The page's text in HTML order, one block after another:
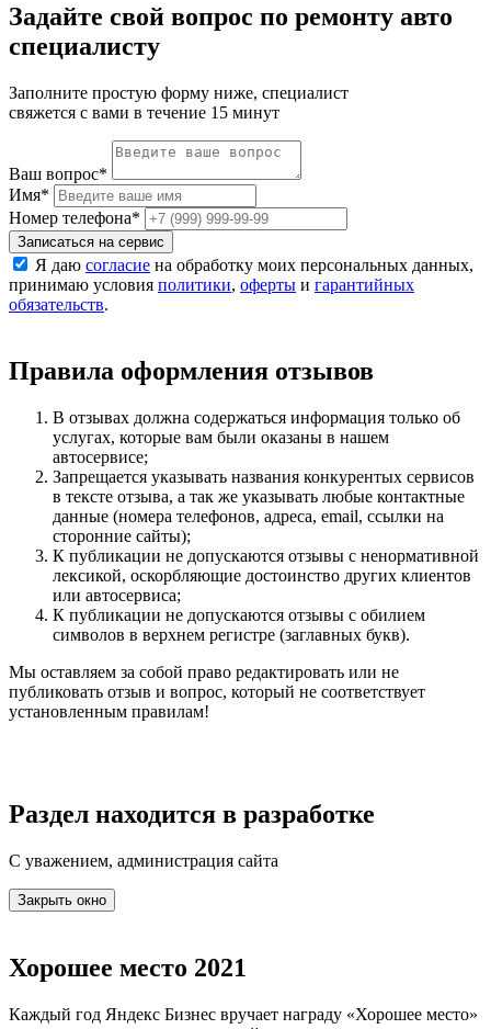
Задайте свой вопрос по ремонту авто
специалисту
Заполните простую форму ниже, специалист
свяжется с вами в течение 15 минут
Ваш вопрос*
Имя*
Номер телефона*
Записаться на сервис
Я даю согласие на обработку моих персональных данных,
принимаю условия политики, оферты и гарантийных
обязательств.
Правила оформления отзывов
В отзывах должна содержаться информация только об
услугах, которые вам были оказаны в нашем
автосервисе;
Запрещается указывать названия конкурентых сервисов
в тексте отзыва, а так же указывать любые контактные
данные (номера телефонов, адреса, email, ссылки на
сторонние сайты);
К публикации не допускаются отзывы с ненормативной
лексикой, оскорбляющие достоинство других клиентов
или автосервиса;
К публикации не допускаются отзывы с обилием
символов в верхнем регистре (заглавных букв).
Мы оставляем за собой право редактировать или не
публиковать отзыв и вопрос, который не соответствует
установленным правилам!
Раздел находится в разработке
С уважением, администрация сайта
Закрыть окно
Хорошее место 2021
Каждый год Яндекс Бизнес вручает награду «Хорошее место»